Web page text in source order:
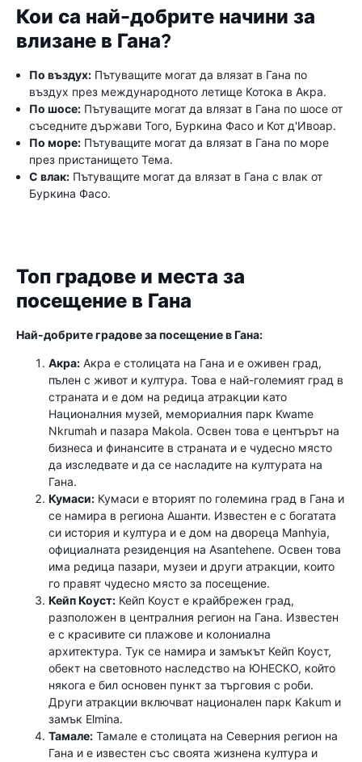
Кои са най-добрите начини за
влизане в Гана?
По въздух: Пътуващите могат да влязат в Гана по
въздух през международното летище Котока в Акра.
По шосе: Пътуващите могат да влязат в Гана по шосе от
съседните държави Того, Буркина Фасо и Кот д'Ивоар.
По море: Пътуващите могат да влязат в Гана по море
през пристанището Тема.
С влак: Пътуващите могат да влязат в Гана с влак от
Буркина Фасо.
Топ градове и места за
посещение в Гана
Най-добрите градове за посещение в Гана:
Акра: Акра е столицата на Гана и е оживен град,
пълен с живот и култура. Това е най-големият град в
страната и е дом на редица атракции като
Националния музей, мемориалния парк Kwame
Nkrumah и пазара Makola. Освен това е центърът на
бизнеса и финансите в страната и е чудесно място
да изследвате и да се насладите на културата на
Гана.
Кумаси: Кумаси е вторият по големина град в Гана и
се намира в региона Ашанти. Известен е с богатата
си история и култура и е дом на двореца Manhyia,
официалната резиденция на Asantehene. Освен това
има редица пазари, музеи и други атракции, които
го правят чудесно място за посещение.
Кейп Коуст: Кейп Коуст е крайбрежен град,
разположен в централния регион на Гана. Известен
е с красивите си плажове и колониална
архитектура. Тук се намира и замъкът Кейп Коуст,
обект на световното наследство на ЮНЕСКО, който
някога е бил основен пункт за търговия с роби.
Други атракции включват национален парк Kakum и
замък Elmina.
Тамале: Тамале е столицата на Северния регион на
Гана и е известен със своята жизнена култура и